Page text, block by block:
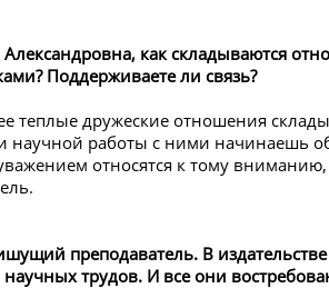
как складываются
Поддерживаете ли связь?
теплые дружеские отношения
научной работы с ними начинаешь
относятся к тому
преподаватель. В
трудов. И все они